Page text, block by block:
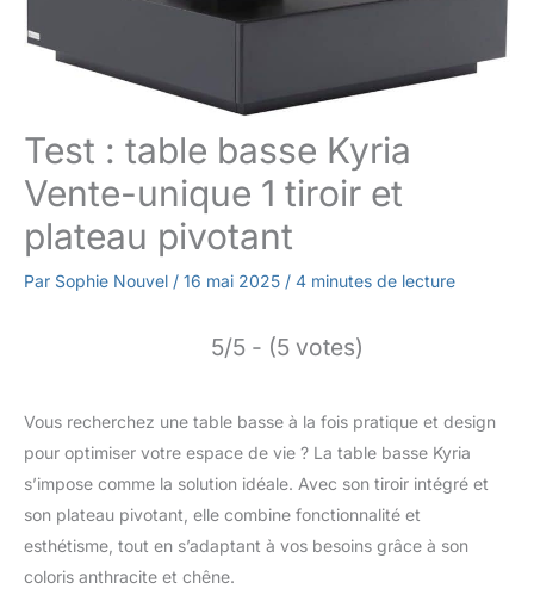
Test : table basse Kyria
Vente-unique 1 tiroir et
plateau pivotant
Par Sophie Nouvel / 16 mai 2025 / 4 minutes de lecture
5/5 - (5 votes)
Vous recherchez une table basse à la fois pratique et design
pour optimiser votre espace de vie ? La table basse Kyria
s’impose comme la solution idéale. Avec son tiroir intégré et
son plateau pivotant, elle combine fonctionnalité et
esthétisme, tout en s’adaptant à vos besoins grâce à son
coloris anthracite et chêne.